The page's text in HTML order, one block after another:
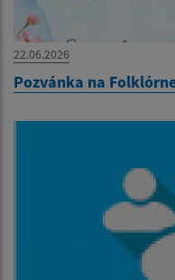
22.06.2026
Pozvánka na